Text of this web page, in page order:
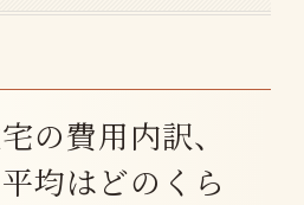
の費用内訳、
均はどのくら